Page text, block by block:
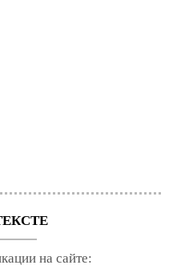
на сайте: